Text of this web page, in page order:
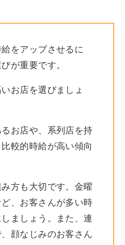
をアップさせるに
が重要です。
お店を選びましょ
お店や、系列店を持
較的時給が高い傾向
方も大切です。金曜
、お客さんが多い時
ましょう。また、連
顔なじみのお客さん